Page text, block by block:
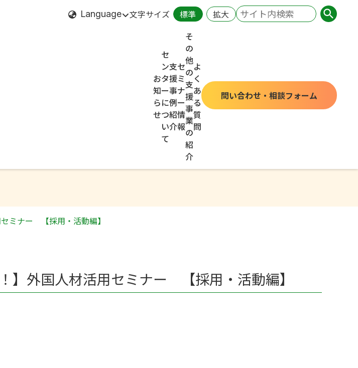
Language 文字サイズ 標準 拡大
お
知
ら
せ
セ
ン
タ
ー
に
つ
い
て
支
援
事
例
紹
介
セ
ミ
ナ
ー
情
報
そ
の
他
の
支
援
事
業
の
紹
介
よ
く
あ
る
質
問
問い合わせ・相談フォーム
ミナー 【採用・活動編】
】外国人材活用セミナー 【採用・活動編】